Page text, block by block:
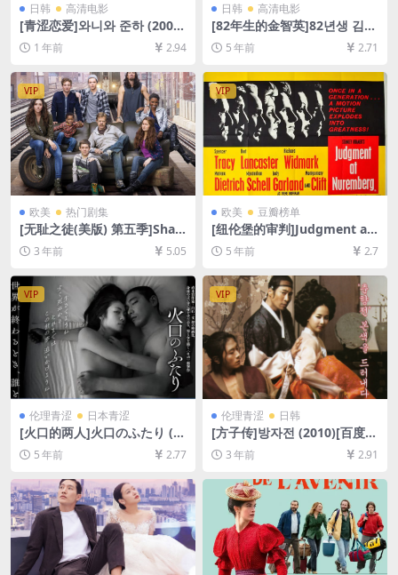
日韩 高清电影
[青涩恋爱]와니와 준하 (2001)
[百度网盘+夸克网盘1080P超
清未删减资源][网盘在线播放/
下载][MP4/7.9GB][中文字幕]
1 年前 2.94
日韩 高清电影
[82年生的金智英]82년생 김지
영 (2019)[百度网盘+夸克网盘
+迅雷云盘资源1080P超清未
删减][MP4/7.2GB][韩语中字]
5 年前 2.71
VIP
欧美 热门剧集
[无耻之徒(美版) 第五季]Sha
meless Season 5 (2015)[百
度网盘+夸克网盘1080P超清
未删减资源][网盘在线播放/下
载][MP4/33GB][中英字幕]
3 年前 5.05
VIP
欧美 豆瓣榜单
[纽伦堡的审判]Judgment at
Nuremberg (1961)[百度网盘
+迅雷云盘资源1080P超清未
删减][MP4/10GB][中英字幕]
5 年前 2.7
VIP
伦理青涩 日本青涩
[火口的两人]火口のふたり (2
019)[百度网盘+迅雷云盘资源
1080P超清][MP4/6.3GB][日
请下载防和谐压缩包（含解压
密码）】
5 年前 2.77
VIP
伦理青涩 日韩
[方子传]방자전 (2010)[百度网
盘+迅雷云盘资源1080P超清
未删减][MP4/7GB][韩语中字]
3 年前 2.91